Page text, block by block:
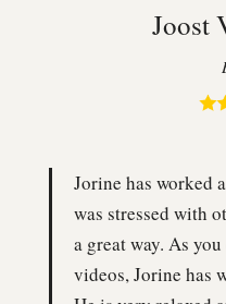
Joost
Jorine has worked
was stressed with
a great way. As
videos, Jorine has